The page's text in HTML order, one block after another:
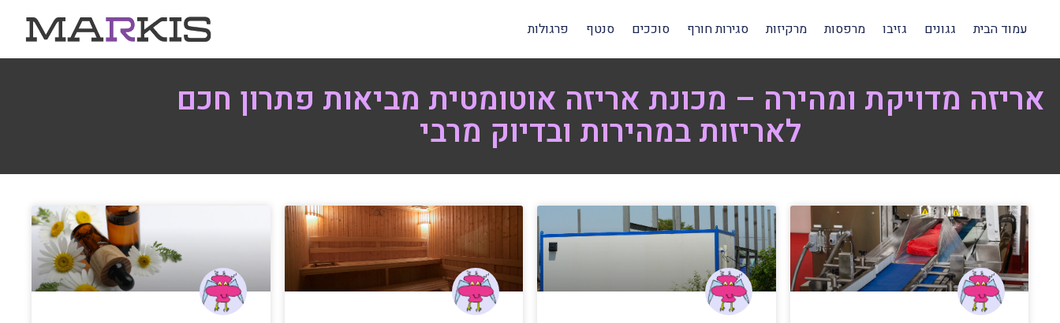
עמוד הבית גגונים גזיבו מרפסות מרקיזות סגירות חורף סוככים סנטף פרגולות
אריזה מדויקת ומהירה – מכונת אריזה אוטומטית מביאות פתרון חכם
לאריזות במהירות ובדיוק מרבי